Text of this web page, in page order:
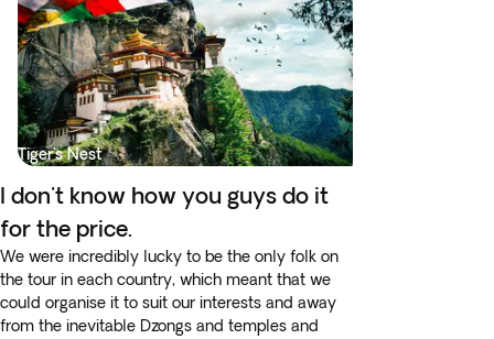
Tiger's Nest
I don't know how you guys do it
for the price.
We were incredibly lucky to be the only folk on
the tour in each country, which meant that we
could organise it to suit our interests and away
from the inevitable Dzongs and temples and